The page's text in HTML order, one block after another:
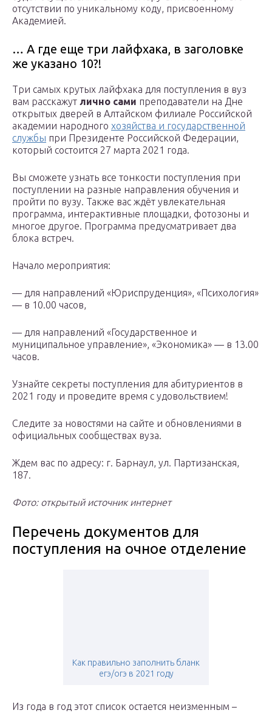
отсутствии по уникальному коду, присвоенному
Академией.
… А где еще три лайфхака, в заголовке
же указано 10?!
Три самых крутых лайфхака для поступления в вуз
вам расскажут лично сами преподаватели на Дне
открытых дверей в Алтайском филиале Российской
академии народного хозяйства и государственной
службы при Президенте Российской Федерации,
который состоится 27 марта 2021 года.
Вы сможете узнать все тонкости поступления при
поступлении на разные направления обучения и
пройти по вузу. Также вас ждёт увлекательная
программа, интерактивные площадки, фотозоны и
многое другое. Программа предусматривает два
блока встреч.
Начало мероприятия:
— для направлений «Юриспруденция», «Психология»
— в 10.00 часов,
— для направлений «Государственное и
муниципальное управление», «Экономика» — в 13.00
часов.
Узнайте секреты поступления для абитуриентов в
2021 году и проведите время с удовольствием!
Следите за новостями на сайте и обновлениями в
официальных сообществах вуза.
Ждем вас по адресу: г. Барнаул, ул. Партизанская,
187.
Фото: открытый источник интернет
Перечень документов для
поступления на очное отделение
Как правильно заполнить бланк
егэ/огэ в 2021 году
Из года в год этот список остается неизменным –